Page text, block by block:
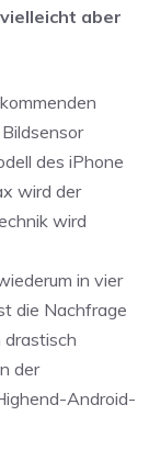
aber
des iPhone
wird der
wird
in vier
die Nachfrage
drastisch
der
Android-